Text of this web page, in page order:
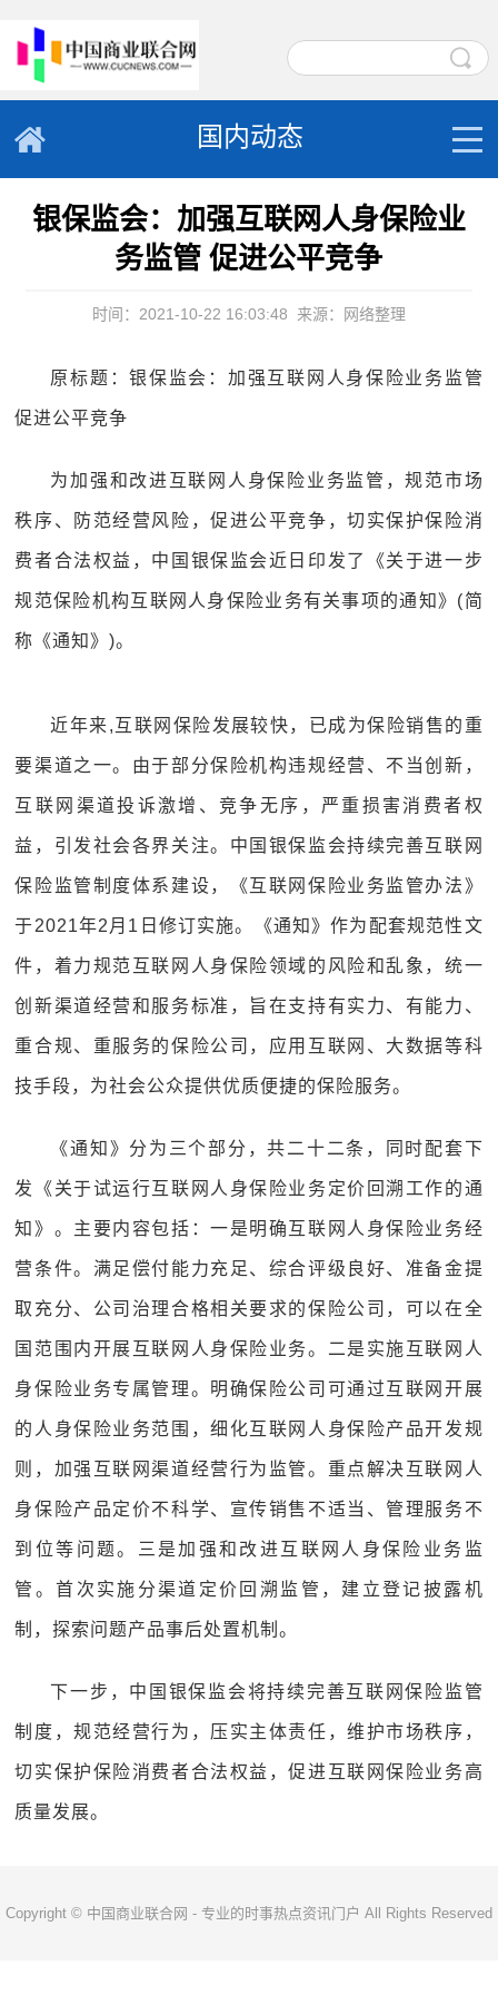
国内动态
银保监会：加强互联网人身保险业
务监管 促进公平竞争
时间：2021-10-22 16:03:48 来源：网络整理
原标题：银保监会：加强互联网人身保险业务监管
促进公平竞争
为加强和改进互联网人身保险业务监管，规范市场
秩序、防范经营风险，促进公平竞争，切实保护保险消
费者合法权益，中国银保监会近日印发了《关于进一步
规范保险机构互联网人身保险业务有关事项的通知》(简
称《通知》)。
近年来,互联网保险发展较快，已成为保险销售的重
要渠道之一。由于部分保险机构违规经营、不当创新，
互联网渠道投诉激增、竞争无序，严重损害消费者权
益，引发社会各界关注。中国银保监会持续完善互联网
保险监管制度体系建设，《互联网保险业务监管办法》
于2021年2月1日修订实施。《通知》作为配套规范性文
件，着力规范互联网人身保险领域的风险和乱象，统一
创新渠道经营和服务标准，旨在支持有实力、有能力、
重合规、重服务的保险公司，应用互联网、大数据等科
技手段，为社会公众提供优质便捷的保险服务。
《通知》分为三个部分，共二十二条，同时配套下
发《关于试运行互联网人身保险业务定价回溯工作的通
知》。主要内容包括：一是明确互联网人身保险业务经
营条件。满足偿付能力充足、综合评级良好、准备金提
取充分、公司治理合格相关要求的保险公司，可以在全
国范围内开展互联网人身保险业务。二是实施互联网人
身保险业务专属管理。明确保险公司可通过互联网开展
的人身保险业务范围，细化互联网人身保险产品开发规
则，加强互联网渠道经营行为监管。重点解决互联网人
身保险产品定价不科学、宣传销售不适当、管理服务不
到位等问题。三是加强和改进互联网人身保险业务监
管。首次实施分渠道定价回溯监管，建立登记披露机
制，探索问题产品事后处置机制。
下一步，中国银保监会将持续完善互联网保险监管
制度，规范经营行为，压实主体责任，维护市场秩序，
切实保护保险消费者合法权益，促进互联网保险业务高
质量发展。
Copyright © 中国商业联合网 - 专业的时事热点资讯门户 All Rights Reserved